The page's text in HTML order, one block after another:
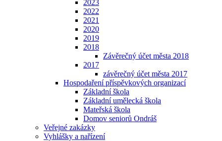
2023
2022
2021
2020
2019
2018
Závěrečný účet města 2018
2017
závěrečný účet města 2017
Hospodaření příspěvkových organizací
Základní škola
Základní umělecká škola
Mateřská škola
Domov seniorů Ondráš
Veřejné zakázky
Vyhlášky a nařízení